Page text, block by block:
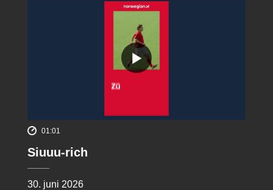
01:01
Siuuu-rich
30. juni 2026